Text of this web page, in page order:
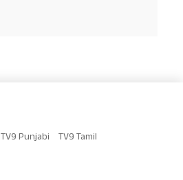
TV9 Punjabi TV9 Tamil